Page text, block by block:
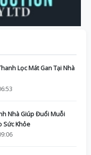
Lọc Mát Gan Tại Nhà
Nhà Giúp Đuổi Muỗi
Sức Khỏe